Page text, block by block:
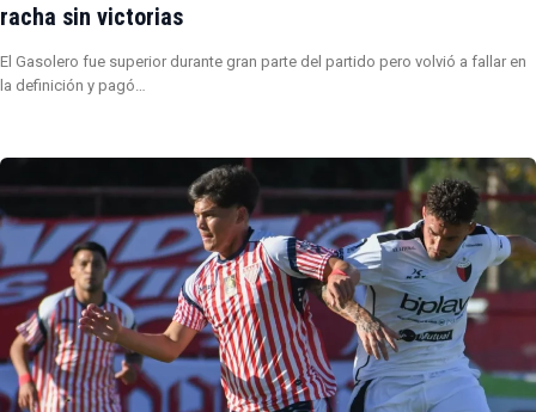
racha sin victorias
El Gasolero fue superior durante gran parte del partido pero volvió a fallar en
la definición y pagó…